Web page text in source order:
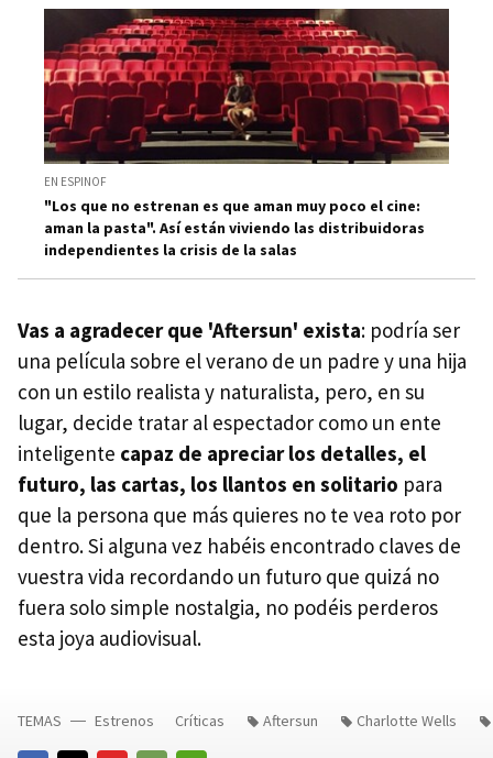
EN ESPINOF
"Los que no estrenan es que aman muy poco el cine:
aman la pasta". Así están viviendo las distribuidoras
independientes la crisis de la salas
Vas a agradecer que 'Aftersun' exista: podría ser
una película sobre el verano de un padre y una hija
con un estilo realista y naturalista, pero, en su
lugar, decide tratar al espectador como un ente
inteligente capaz de apreciar los detalles, el
futuro, las cartas, los llantos en solitario para
que la persona que más quieres no te vea roto por
dentro. Si alguna vez habéis encontrado claves de
vuestra vida recordando un futuro que quizá no
fuera solo simple nostalgia, no podéis perderos
esta joya audiovisual.
TEMAS Estrenos Críticas Aftersun Charlotte Wells